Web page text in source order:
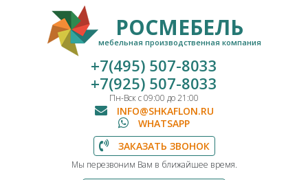
РОСМЕБЕЛЬ
мебельная производственная компания
+7(495) 507-8033
+7(925) 507-8033
Пн-Вск с 09:00 до 21:00
INFO@SHKAFLON.RU
WHATSAPP
ЗАКАЗАТЬ ЗВОНОК
Мы перезвоним Вам в ближайшее время.